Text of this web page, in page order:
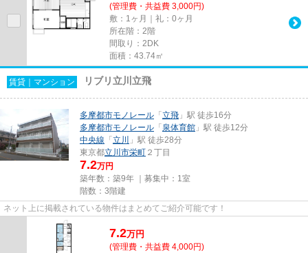
(管理費・共益費 3,000円)
敷：1ヶ月｜礼：0ヶ月
所在階：2階
間取り：2DK
面積：43.74㎡
賃貸｜マンション リブリ立川立飛
多摩都市モノレール 「立飛 」駅 徒歩16分
多摩都市モノレール 「泉体育館 」駅 徒歩12分
中央線 「立川
」駅 徒歩28分
東京都立川市栄町 ２丁目
7.2万円
築年数：築9年 ｜募集中： 1室
階数：3階建
ネット上に掲載されている物件はまとめてご紹介可能です！
7.2万円
(管理費・共益費 4,000円)